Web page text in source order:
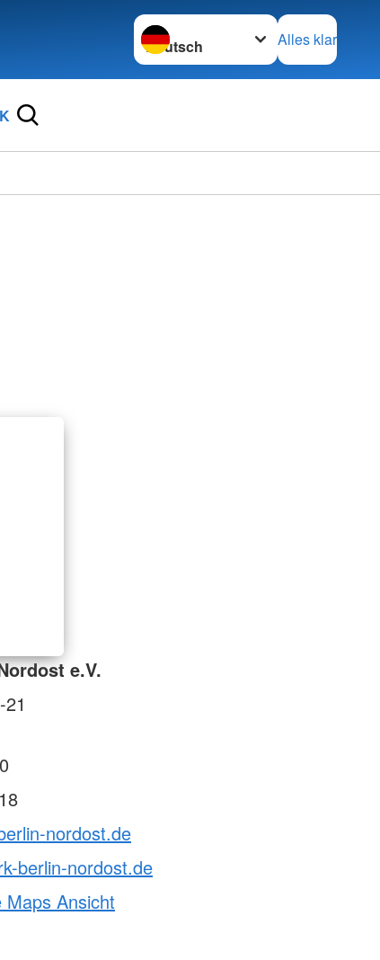
Sprache wechseln zu
Alles klar
e.V.
nordost.de
berlin-nordost.de
Ansicht